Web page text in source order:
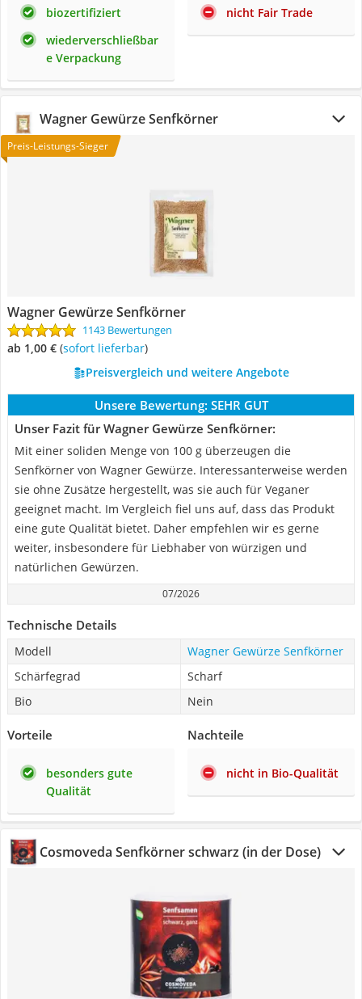
biozertifiziert
wiederverschließbar
e Verpackung
nicht Fair Trade
Wagner Gewürze Senfkörner
Preis-Leistungs-Sieger
Wagner Gewürze Senfkörner
1143 Bewertungen
ab 1,00 € ( Sofort lieferbar)
Preisvergleich und weitere Angebote
Unsere Bewertung: SEHR GUT
Unser Fazit für Wagner Gewürze Senfkörner:
Mit einer soliden Menge von 100 g überzeugen die
Senfkörner von Wagner Gewürze. Interessanterweise werden
sie ohne Zusätze hergestellt, was sie auch für Veganer
geeignet macht. Im Vergleich fiel uns auf, dass das Produkt
eine gute Qualität bietet. Daher empfehlen wir es gerne
weiter, insbesondere für Liebhaber von würzigen und
natürlichen Gewürzen.
07/2026
Technische Details
Modell
Wagner Gewürze Senfkörner
Schärfegrad
Scharf
Bio
Nein
Vorteile
besonders gute
Qualität
Nachteile
nicht in Bio-Qualität
Cosmoveda Senfkörner schwarz (in der Dose)